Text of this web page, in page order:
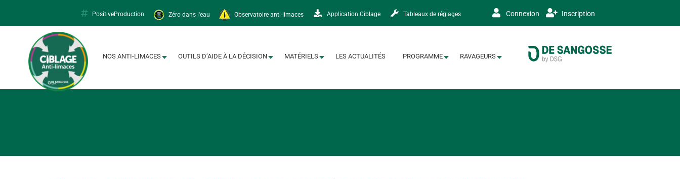
PositiveProduction Zéro dans l'eau Observatoire anti-limaces Application Ciblage Tableaux de réglages Connexion Inscription
NOS ANTI-LIMACES OUTILS D’AIDE À LA DÉCISION MATÉRIELS LES ACTUALITÉS PROGRAMME RAVAGEURS